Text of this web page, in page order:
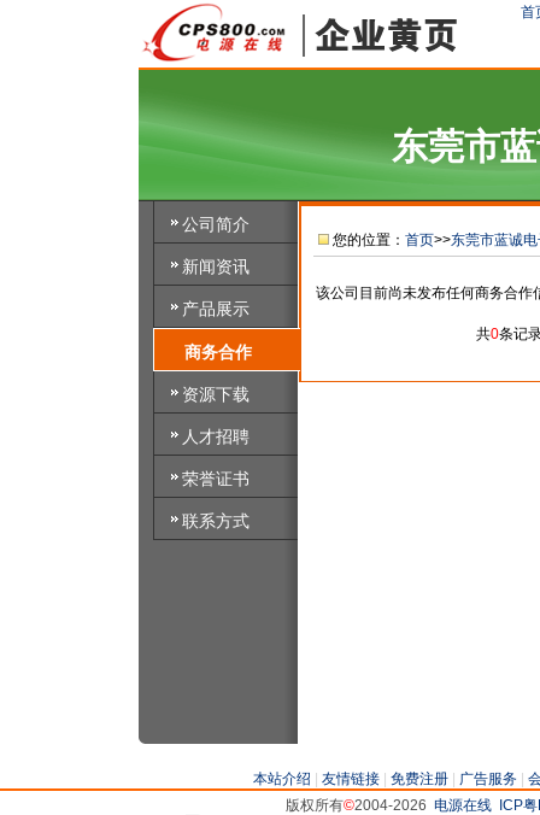
首
东莞市
公司简介
新闻资讯
产品展示
商务合作
资源下载
人才招聘
荣誉证书
联系方式
您的位置： 首页>>东莞市蓝诚
该公司目前尚未发布任何商务合作
共0条记
本站介绍 友情链接| 免费注册| 广告服务|
版权所有©2004-2026 电源在线
ICP